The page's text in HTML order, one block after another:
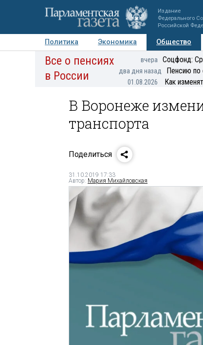
Издание
Федерального
Российской
Политика Экономика Общество
Авторы Персоны Мнения
Все о пенсиях
в России
вчера Соцфонд:
два дня назад Пенсию по
01.08.2026 Как
В Воронеже
транспорта
Поделиться
31.10.2019 17:33
Автор: Мария Михайловская